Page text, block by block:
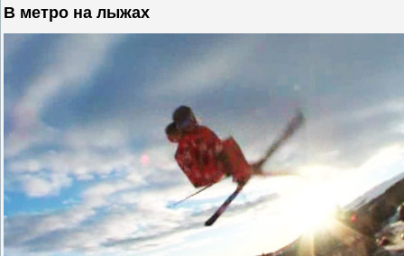
В метро на лыжах